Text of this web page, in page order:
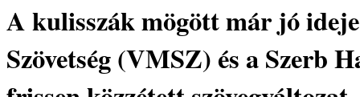
A kulisszák mögött már jó
Szövetség (VMSZ) és a Szerb